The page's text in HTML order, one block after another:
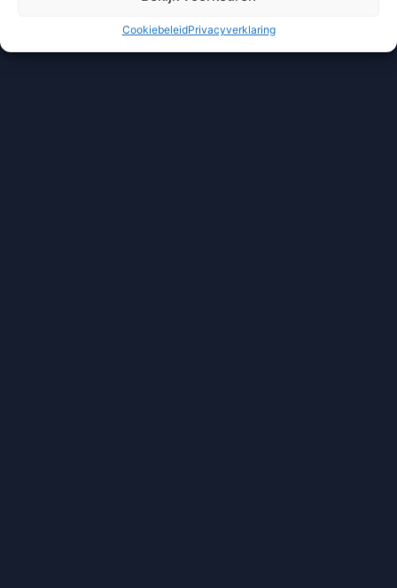
CookiebeleidPrivacyverklaring